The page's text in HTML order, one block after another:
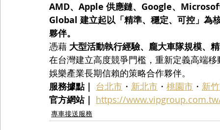
AMD、Apple 供應鏈、Google、
Global 建立起以「精準、穩定、可控」為
夥伴。
憑藉 大型活動執行經驗、龐大車隊規模、
在台灣建立高度競爭門檻，重新定義高端
娛樂產業長期信賴的策略合作夥伴。
服務據點｜ 台北市 ・ 新北市 ・ 桃園市 ・ 新
官方網站｜ https://
專車接送服務